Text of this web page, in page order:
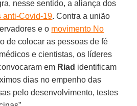
nesse sentido, a aliança dos
anti-Covid-19. Contra a união
e o movimento No
de colocar as pessoas de fé
e cientistas, os líderes
em Riad identificam
dias no empenho das
pelo desenvolvimento, testes